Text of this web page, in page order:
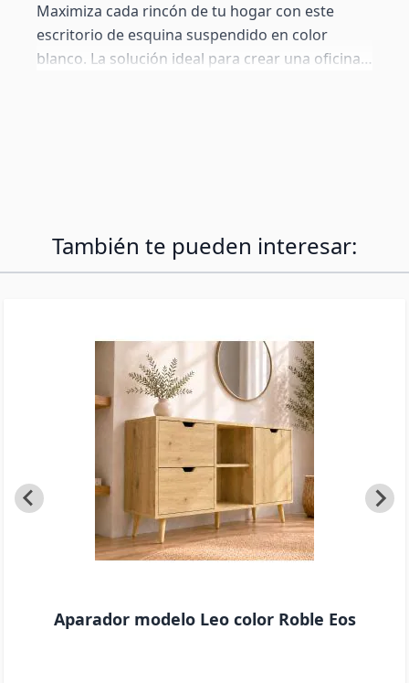
Maximiza cada rincón de tu hogar con este
escritorio de esquina suspendido en color
blanco. La solución ideal para crear una oficina
También te pueden interesar:
Aparador modelo Leo color Roble Eos